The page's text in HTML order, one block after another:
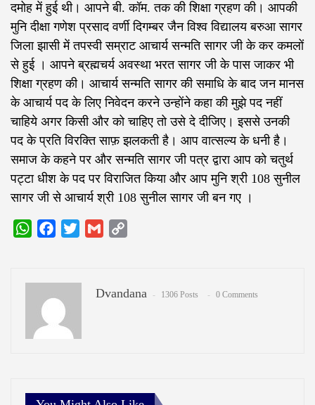
दमोह में हुई थी। आपने बी. कॉम. तक की शिक्षा ग्रहण की। आपकी
मुनि दीक्षा गणेश प्रसाद वर्णी दिगम्बर जैन विश्व विद्यालय बरुआ सागर
जिला झासी में तपस्वी सम्राट आचार्य सन्मति सागर जी के कर कमलों
से हुई । आपने ब्रह्मचर्य अवस्था भरत सागर जी के पास जाकर भी
शिक्षा ग्रहण की। आचार्य सन्मति सागर की समाधि के बाद जन मानस
के आचार्य पद के लिए निवेदन करने उन्होंने कहा की मुझे पद नहीं
चाहिये अगर किसी और को चाहिए तो उसे दे दीजिए। इससे उनकी
पद के प्रति विरक्ति साफ़ झलकती है। आप वात्सल्य के धनी है।
समाज के कहने पर और सन्मति सागर जी पत्र द्वारा आप को चतुर्थ
पट्टा धीश के पद पर विराजित किया और आप मुनि श्री 108 सुनील
सागर जी से आचार्य श्री 108 सुनील सागर जी बन गए ।
WhatsAppFacebook
Twitter Gmail
Dvandana 1306 Posts 0 Comments